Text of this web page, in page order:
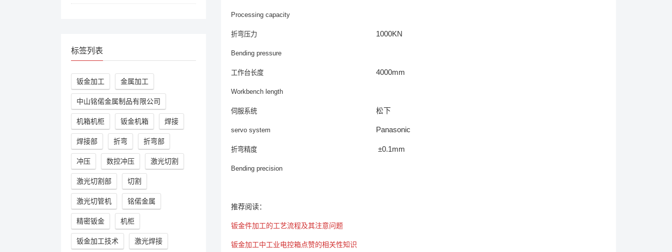
标签列表
钣金加工 金属加工
中山铭偌金属制品有限公司
机箱机柜 钣金机箱 焊接
焊接部 折弯 折弯部
冲压 数控冲压 激光切割
激光切割部 切割
激光切管机 铭偌金属
精密钣金 机柜
钣金加工技术 激光焊接
Processing capacity
折弯压力
Bending pressure
1000KN
工作台长度
Workbench length
4000mm
伺服系统
servo system
松下
Panasonic
折弯精度
Bending precision
±0.1mm
推荐阅读：
钣金件加工的工艺流程及其注意问题
钣金加工中工业电控箱点赞的相关性知识